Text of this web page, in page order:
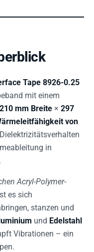
Tape 8926-0.25
mit einem
210 mm Breite × 297
von
in
Acryl-Polymer-
es sich
stanzen und
und Edelstahl
Vibrationen – ein